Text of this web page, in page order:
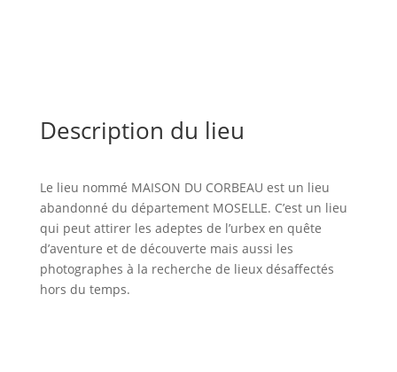
Description du lieu
Le lieu nommé MAISON DU CORBEAU est un lieu
abandonné du département MOSELLE. C’est un lieu
qui peut attirer les adeptes de l’urbex en quête
d’aventure et de découverte mais aussi les
photographes à la recherche de lieux désaffectés
hors du temps.